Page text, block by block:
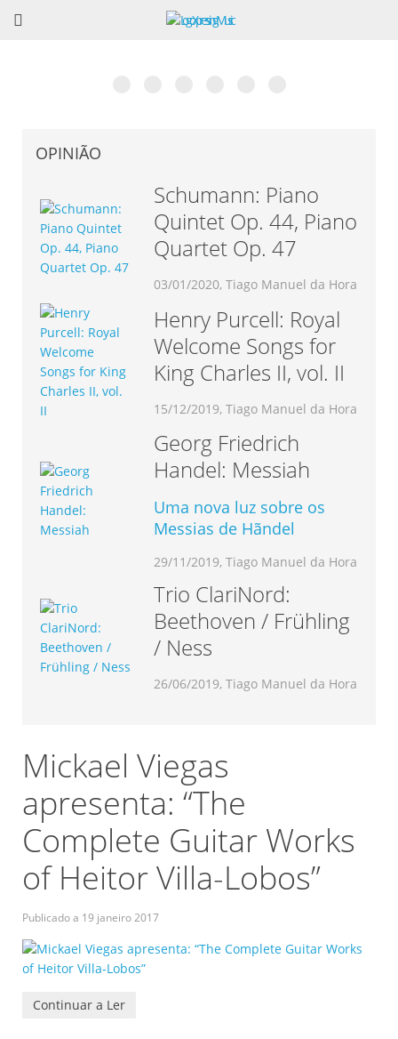
OPINIÃO
Schumann: Piano
Quintet Op. 44, Piano
Quartet Op. 47
03/01/2020, Tiago Manuel da Hora
Henry Purcell: Royal
Welcome Songs for
King Charles II, vol. II
15/12/2019, Tiago Manuel da Hora
Georg Friedrich
Handel: Messiah
Uma nova luz sobre os
Messias de Hãndel
29/11/2019, Tiago Manuel da Hora
Trio ClariNord:
Beethoven / Frühling
/ Ness
26/06/2019, Tiago Manuel da Hora
Mickael Viegas
apresenta: “The
Complete Guitar Works
of Heitor Villa-Lobos”
Publicado a 19 janeiro 2017
Continuar a Ler